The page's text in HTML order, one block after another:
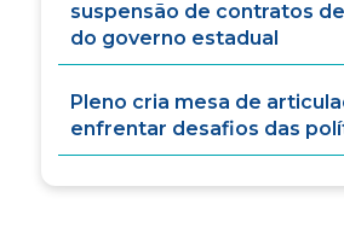
suspensão de contratos
do governo estadual
Pleno cria mesa de
enfrentar desafios das